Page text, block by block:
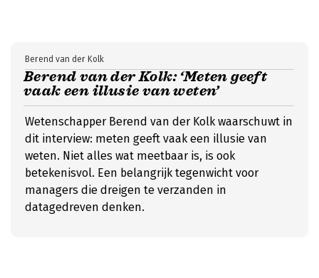
Berend van der Kolk: ‘Meten geeft
vaak een illusie van weten’
Berend van der Kolk
Wetenschapper Berend van der Kolk waarschuwt in
dit interview: meten geeft vaak een illusie van
weten. Niet alles wat meetbaar is, is ook
betekenisvol. Een belangrijk tegenwicht voor
managers die dreigen te verzanden in
datagedreven denken.